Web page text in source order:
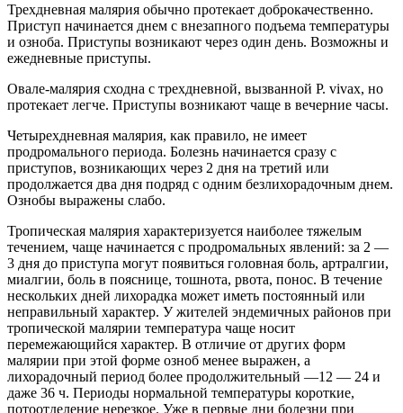
Трехдневная малярия обычно протекает доброкачественно.
Приступ начинается днем с внезапного подъема температуры
и озноба. Приступы возникают через один день. Возможны и
ежедневные приступы.
Овале-малярия сходна с трехдневной, вызванной P. vivax, но
протекает легче. Приступы возникают чаще в вечерние часы.
Четырехдневная малярия, как правило, не имеет
продромального периода. Болезнь начинается сразу с
приступов, возникающих через 2 дня на третий или
продолжается два дня подряд с одним безлихорадочным днем.
Ознобы выражены слабо.
Тропическая малярия характеризуется наиболее тяжелым
течением, чаще начинается с продромальных явлений: за 2 —
3 дня до приступа могут появиться головная боль, артралгии,
миалгии, боль в пояснице, тошнота, рвота, понос. В течение
нескольких дней лихорадка может иметь постоянный или
неправильный характер. У жителей эндемичных районов при
тропической малярии температура чаще носит
перемежающийся характер. В отличие от других форм
малярии при этой форме озноб менее выражен, а
лихорадочный период более продолжительный —12 — 24 и
даже 36 ч. Периоды нормальной температуры короткие,
потоотделение нерезкое. Уже в первые дни болезни при